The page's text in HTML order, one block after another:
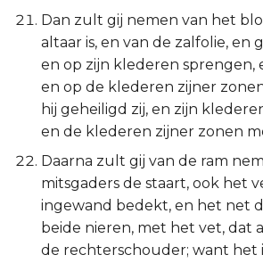
Dan zult gij nemen van het
altaar is, en van de zalfolie, en
en op zijn klederen sprengen,
en op de klederen zijner
hij geheiligd zij, en zijn
en de klederen zijner zonen
Daarna zult gij van de ram
mitsgaders de staart, ook het
ingewand bedekt, en het net
beide nieren, met het vet, dat
de rechterschouder; want het